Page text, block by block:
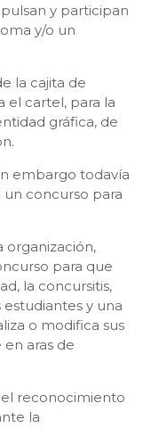
y participan
y/o un
la cajita de
el cartel, para la
gráfica, de
embargo todavía
un concurso para
organización,
para que
la concursitis,
y una
o modifica sus
aras de
reconocimiento
la